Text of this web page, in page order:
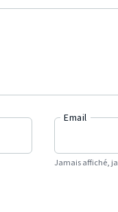
Email
Jamais affiché,